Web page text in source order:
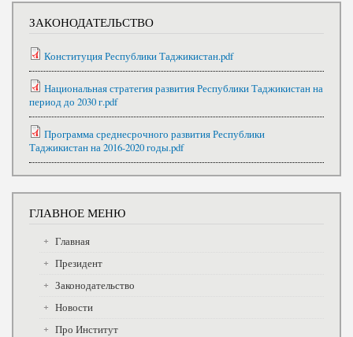
ЗАКОНОДАТЕЛЬСТВО
Конституция Республики Таджикистан.pdf
Национальная стратегия развития Республики Таджикистан на
период до 2030 г.pdf
Программа среднесрочного развития Республики
Таджикистан на 2016-2020 годы.pdf
ГЛАВНОЕ МЕНЮ
Главная
Президент
Законодательство
Новости
Про Институт